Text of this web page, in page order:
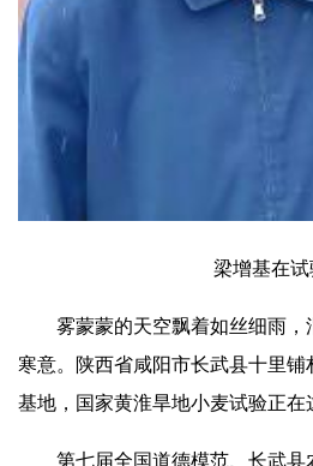
梁增基在试
雾蒙蒙的天空飘着如丝细雨，
寒意。陕西省咸阳市长武县十里
基地，国家黄淮旱地小麦试验正在
第七届全国道德模范、长武